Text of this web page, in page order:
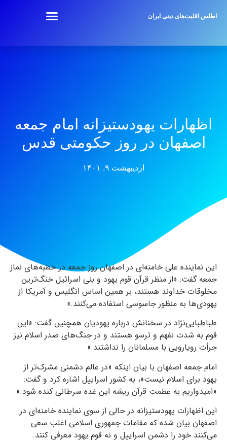
اطلس اقلیت‌های دینی ایران
اظهارات یهودستیزانه امام جمعه
اصفهان در روز حکومتی قدس
اردیبهشت ۹, ۱۴۰۱
این نماینده علی خامنه‌ای در اصفهان روز جمعه در خطبه‌های نماز
جمعه گفت: «از منظر قرآن قوم یهود و بنی اسرائیل خنگ‌ترین
مخلوقات خداوند هستند، بر همین اساس انگلیس و آمریکا از
یهودی‌ها به منظور جاسوسی استفاده می‌کنند.»
طباطبایی‌نژاد در سخنانش درباره یهودیان همچنین گفت: «این
قوم به شدت نفهم و ترسو هستند و در جنگ‌های صدر اسلام نیز
جرأت رویارویی با مسلمانان را نداشتند.»
امام جمعه اصفهان با بیان اینکه «در عالم دشمنی مشرک‌تر از
یهود برای اسلام نیست»، به کشور اسراییل اشاره کرد و گفت:
«امیدواریم به عظمت قرآن ریشه این غده سرطانی کنده شود.»
این اظهارات یهودستیزانه در حالی از سوی نماینده خامنه‌ای در
اصفهان بیان شده که مقامات جمهوری اسلامی اغلب سعی
می‌کنند خود را دشمن اسراییل و نه قوم یهود معرفی کنند.